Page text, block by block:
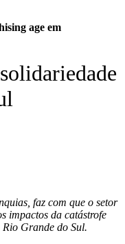
age em
faz com que o setor
impactos da catástrofe
Grande do Sul.